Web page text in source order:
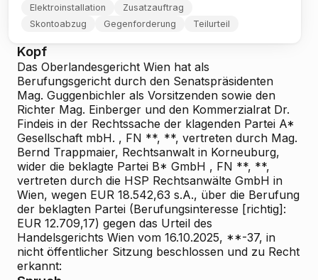
Elektroinstallation
Zusatzauftrag
Skontoabzug
Gegenforderung Teilurteil
Kopf
Das Oberlandesgericht Wien hat als
Berufungsgericht durch den Senatspräsidenten
Mag. Guggenbichler als Vorsitzenden sowie den
Richter Mag. Einberger und den Kommerzialrat Dr.
Findeis in der Rechtssache der klagenden Partei A*
Gesellschaft mbH. , FN **, **, vertreten durch Mag.
Bernd Trappmaier, Rechtsanwalt in Korneuburg,
wider die beklagte Partei B* GmbH , FN **, **,
vertreten durch die HSP Rechtsanwälte GmbH in
Wien, wegen EUR 18.542,63 s.A., über die Berufung
der beklagten Partei (Berufungsinteresse [richtig]:
EUR 12.709,17) gegen das Urteil des
Handelsgerichts Wien vom 16.10.2025, **-37, in
nicht öffentlicher Sitzung beschlossen und zu Recht
erkannt: